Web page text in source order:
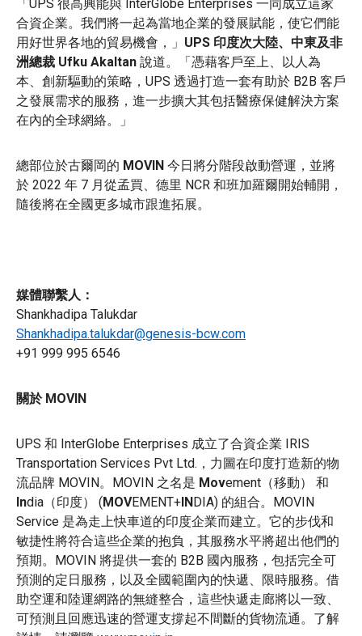
「UPS 很高興能與 InterGlobe Enterprises 一同成立這家
合資企業。我們將一起為當地企業的發展賦能，使它們能
用好世界各地的貿易機會，」 UPS 印度次大陸、中東及非
洲總裁 Ufku Akaltan 說道。「憑藉客戶至上、以人為
本、創新驅動的策略，UPS 透過打造一套有助於 B2B 客戶
之發展需求的服務，進一步擴大其包括醫療保健解決方案
在內的全球網絡。」
總部位於古爾岡的 MOVIN 今日將分階段啟動營運，並將
於 2022 年 7 月從孟買、德里 NCR 和班加羅爾開始輔開，
隨後將在全國更多城市跟進拓展。
媒體聯繫人：
Shankhadipa Talukdar
Shankhadipa.talukdar@genesis-bcw.com
+91 999 995 6546
關於 MOVIN
UPS 和 InterGlobe Enterprises 成立了合資企業 IRIS
Transportation Services Pvt Ltd.，力圖在印度打造新的物
流品牌 MOVIN。MOVIN 之名是 Movement（移動） 和
India（印度） (MOVEMENT+INDIA) 的組合。MOVIN
Service 是為走上快車道的印度企業而建立。它的步伐和
敏捷性將符合這些企業的抱負，其服務水平將超出他們的
預期。MOVIN 將提供一套的 B2B 國內服務，包括完全可
預測的定日服務，以及全國範圍內的快遞、限時服務。借
助空運和陸運網路的無縫整合，這些快遞走廊將以一致、
可預測且回應迅速的營運支撐起不間斷的貨物流通。了解